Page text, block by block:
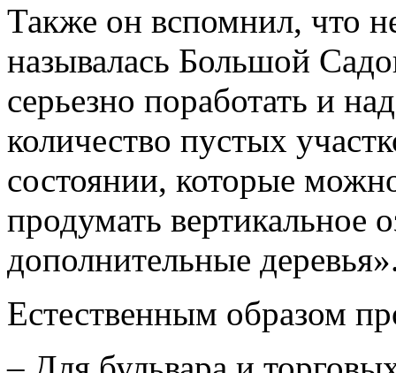
Также он вспомнил, что
называлась Большой
серьезно поработать и
количество пустых
состоянии, которые
продумать вертикальное
дополнительные
Естественным образом